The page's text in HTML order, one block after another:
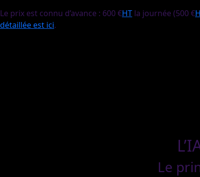
Le prix est connu d’avance : 600 €HT la journée (500 €
détaillée est ici.
Le